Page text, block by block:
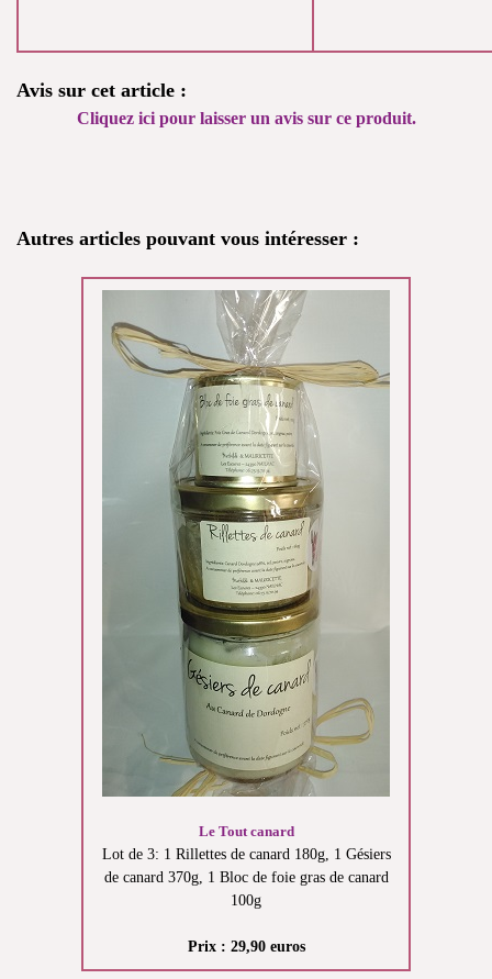
Avis sur cet article :
Cliquez ici pour laisser un avis sur ce produit.
Autres articles pouvant vous intéresser :
Le Tout canard
Lot de 3: 1 Rillettes de canard 180g, 1 Gésiers
de canard 370g, 1 Bloc de foie gras de canard
100g
Prix : 29,90 euros